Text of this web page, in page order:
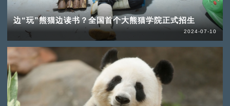
边“玩”熊猫边读书？全国首个大熊猫学院正式招生
2024-07-10